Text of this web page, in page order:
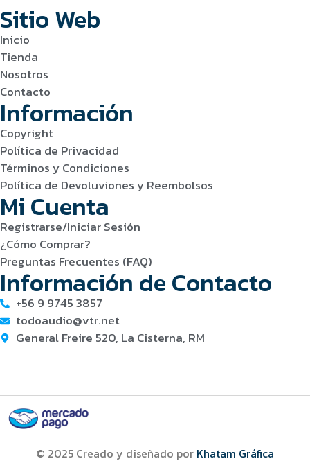
Sitio Web
Inicio
Tienda
Nosotros
Contacto
Información
Copyright
Política de Privacidad
Términos y Condiciones
Política de Devoluviones y Reembolsos
Mi Cuenta
Registrarse/Iniciar Sesión
¿Cómo Comprar?
Preguntas Frecuentes (FAQ)
Información de Contacto
+56 9 9745 3857
todoaudio@vtr.net
General Freire 520, La Cisterna, RM
© 2025 Creado y diseñado por Khatam Gráfica